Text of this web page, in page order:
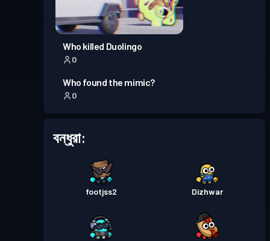
প্রিমিয়াম ব্যাটল পাসSeason 4
প্রিমিয়াম ব্যাটল পাস
Who killed Duolingo
0
Who found the mimic?
0
বন্ধুরা:
footjss2 Dizhwar